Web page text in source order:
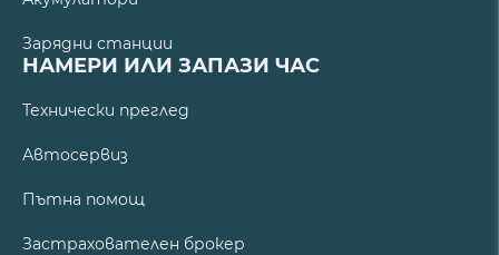
Зарядни станции
НАМЕРИ ИЛИ ЗАПАЗИ ЧАС
Технически преглед
Автосервиз
Пътна помощ
Застрахователен брокер